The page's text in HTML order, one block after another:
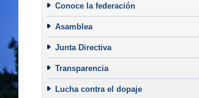
Conoce la federación
Asamblea
Junta Directiva
Transparencia
Lucha contra el dopaje